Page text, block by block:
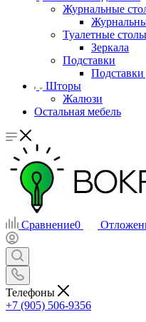
Журнальные
Туалетные
Зеркала
Подставки
Подставки
Шторы
Жалюзи
Остальная мебель
Сравнение0
Телефоны
+7 (905) 506-9356